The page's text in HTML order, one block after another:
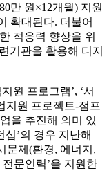
만 원×12개월) 지원
확대된다. 더불어
적응력 향상을 위
기관을 활용해 디지
원 프로그램’, ‘서
지원 프로젝트-점프
을 추진해 의미 있
’의 경우 지난해
문제(환경, 에너지,
문인력’을 지원한